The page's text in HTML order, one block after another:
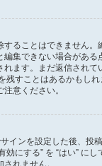
ることはできません
集できない場合があ
ます。まだ返信され
すことはあるかもし
意ください。
ンを設定した後、投
にする” を “はい” に
れません。